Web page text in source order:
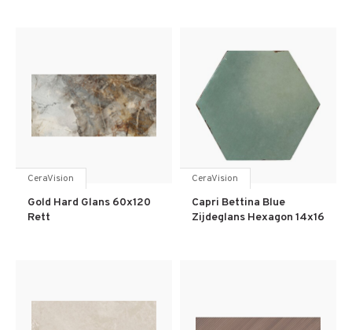
CeraVision
Gold Hard Glans 60x120
Rett
CeraVision
Capri Bettina Blue
Zijdeglans Hexagon 14x16